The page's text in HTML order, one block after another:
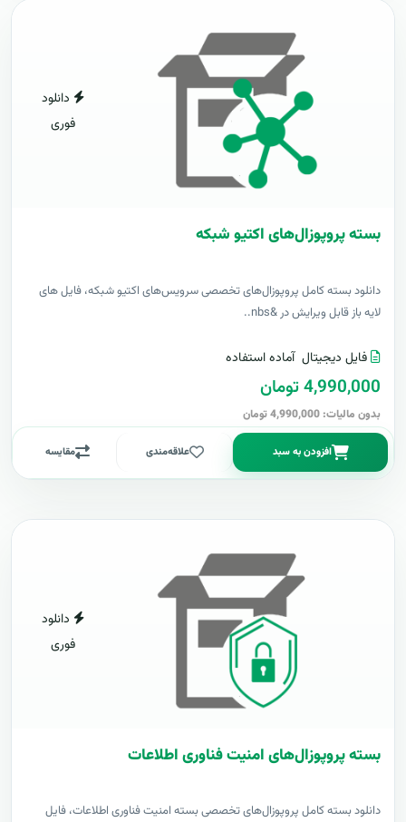
دانلود
فوری
بسته پروپوزال‌های اکتیو شبکه
دانلود بسته کامل پروپوزال‌های تخصصی سرویس‌های اکتیو شبکه، فایل های
لایه باز قابل ویرایش در &nbs..
فایل دیجیتال آماده استفاده
4,990,000 تومان
بدون مالیات: 4,990,000 تومان
افزودن به سبد علاقه‌مندی مقایسه
دانلود
فوری
بسته پروپوزال‌های امنیت فناوری اطلاعات
دانلود بسته کامل پروپوزال‌های تخصصی بسته امنیت فناوری اطلاعات، فایل